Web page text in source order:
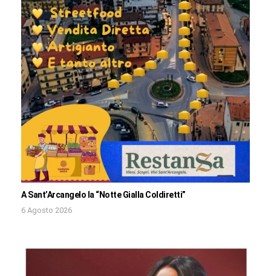
A Sant’Arcangelo la “Notte Gialla Coldiretti”
6 Agosto 2026